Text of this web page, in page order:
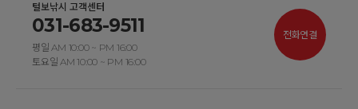
털보낚시 고객센터
031-683-9511
평일 AM 10:00 ~ PM 16:00
토요일 AM 10:00 ~ PM 16:00
전화연결